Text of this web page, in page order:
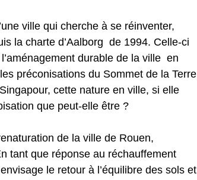
ville qui cherche à se réinventer,
la charte d’Aalborg  de 1994. Celle-ci
durable de la ville  en
préconisations du Sommet de la Terre
cette nature en ville, si elle
que peut-elle être ?
de la ville de Rouen,
tant que réponse au réchauffement
le retour à l’équilibre des sols et